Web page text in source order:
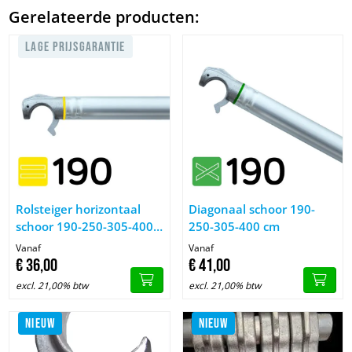
Gerelateerde producten:
LAGE PRIJSGARANTIE
Afbeelding Rolsteiger horizontaal schoor 190-250-305-400 cm
Rolsteiger horizontaal
schoor 190-250-305-400
cm
Vanaf
€36,00
excl. 21,00% btw
Afbeelding Diagonaal schoor
Diagonaal schoor 190-
250-305-400 cm
Vanaf
€41,00
excl. 21,00% btw
NIEUW NIEUW